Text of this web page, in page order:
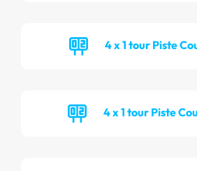
4 x 1 tour Piste
4 x 1 tour Piste